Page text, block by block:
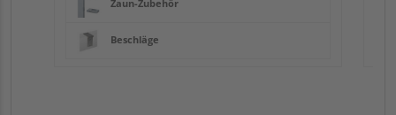
Zaun-Zubehör
Beschläge